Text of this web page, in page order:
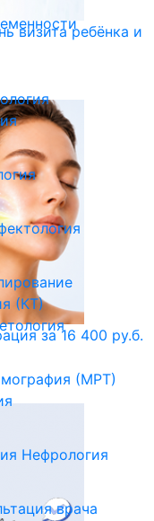
визита ребёнка и
за 16 400 ру.б.
(КТ)
(МРТ)
Нефрология
врача